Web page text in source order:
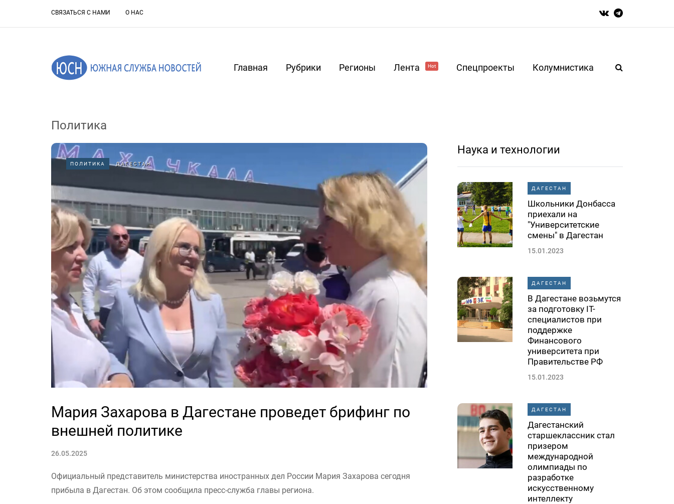
СВЯЗАТЬСЯ С НАМИ О НАС
Главная Рубрики Регионы Лента Hot Спецпроекты Колумнистика
Политика
ПОЛИТИКА ДАГЕСТАН
Мария Захарова в Дагестане проведет брифинг по
внешней политике
26.05.2025
Официальный представитель министерства иностранных дел России Мария Захарова сегодня
прибыла в Дагестан. Об этом сообщила пресс-служба главы региона.
Наука и технологии
ДАГЕСТАН
Школьники Донбасса
приехали на
"Университетские
смены" в Дагестан
15.01.2023
ДАГЕСТАН
В Дагестане возьмутся
за подготовку IT-
специалистов при
поддержке
Финансового
университета при
Правительстве РФ
15.01.2023
ДАГЕСТАН
Дагестанский
старшеклассник стал
призером
международной
олимпиады по
разработке
искусственному
интеллекту